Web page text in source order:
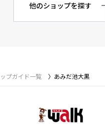
他のショップを探す
プガイド一覧 あみだ池大黒